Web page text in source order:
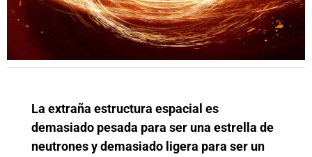
La extraña estructura espacial es
demasiado pesada para ser una estrella de
neutrones y demasiado ligera para ser un